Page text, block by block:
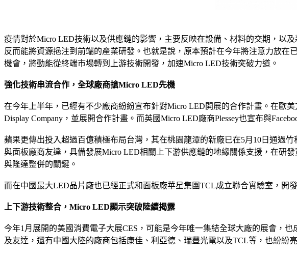
疫情對於Micro LED技術以及供應鏈的影響，主要反映在設備、材料的交期，以
反而能將資源挹注到前端的產業研發。也就是說，原本預計在今年將注意力放
機會，將動能從終端市場轉到上游技術開發，加速Micro LED技術突破力道。
強化技術串流合作，全球廠商搶Micro LED先機
在今年上半年，已經有不少廠商紛紛宣布針對Micro LED開展的合作計畫。在歐
Display Company，並展開合作計畫。而英國Micro LED廠商Plessey也宣布與
蘋果更傳出投入超過百億積極布局台灣，其在桃園龍潭的新廠已在5月10日通過
與面板廠商友達，具備發展Micro LED相關上下游供應鏈的地緣關係支援，在研
與隆達整併的關鍵。
而在中國最大LED晶片廠也已經正式和面板廠華星集團TCL成立聯合實驗室，開
上下游技術整合，Micro LED顯示突破陸續揭露
今年1月展開的美國消費電子大展CES，可能是今年唯一集結全球大廠的展會，
及友達，還有中國大陸的廠商包括康佳、利亞德、瑞豐光電以及TCL等，也紛紛